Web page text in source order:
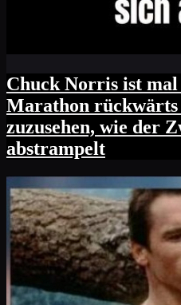
Chuck Norris ist
Marathon rückwärts
zuzusehen, wie der
abstrampelt